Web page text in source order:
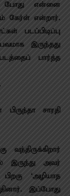
போது என்னை
கேர்ள் என்றார்.
படப்பிடிப்பு
இருந்தது
பார்த்த
சாரதி
வந்திருக்கிறார்
இருந்து அவர்
‘அழியாத
இப்போது